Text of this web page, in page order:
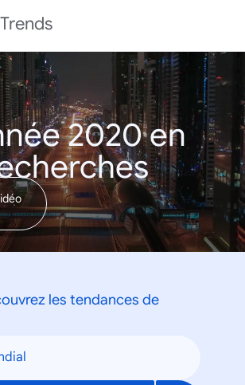
Trends
2020 en
les tendances de